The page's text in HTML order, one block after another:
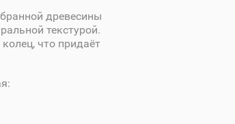
древесины
текстурой.
что придаёт